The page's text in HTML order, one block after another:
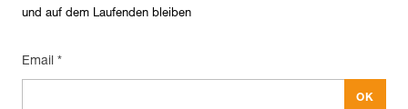
und auf dem Laufenden bleiben
Email *